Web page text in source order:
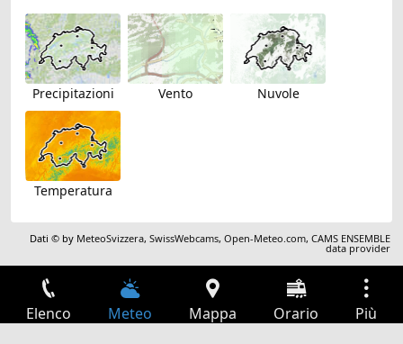
Precipitazioni Vento Nuvole
Temperatura
Dati © by MeteoSvizzera,SwissWebcams,Open-Meteo.com,CAMS ENSEMBLE
data provider
Elenco Meteo Mappa Orario Più